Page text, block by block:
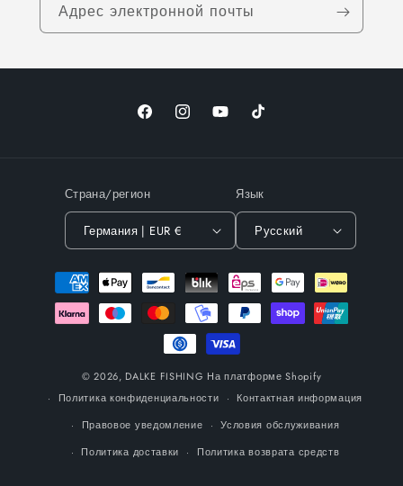
Адрес электронной почты
FacebookInstagramYouTubeTikTok
Страна/регион
Германия | EUR €
Язык
Русский
Способы
оплаты
© 2026, DALKE FISHING На платформе Shopify
Политика конфиденциальности
Контактная информация
Правовое уведомление
Условия обслуживания
Политика доставки
Политика возврата средств